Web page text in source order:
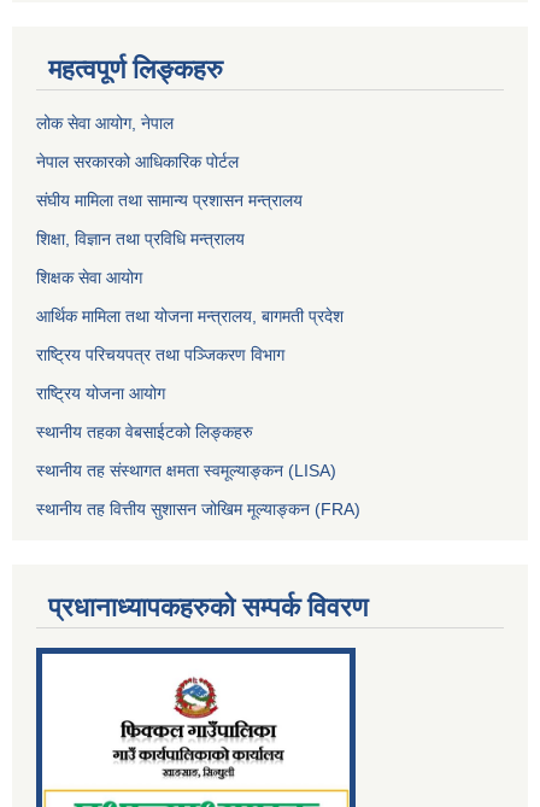
महत्वपूर्ण लिङ्कहरु
लोक सेवा आयोग, नेपाल
नेपाल सरकारको आधिकारिक पोर्टल
संघीय मामिला तथा सामान्य प्रशासन मन्त्रालय
शिक्षा, विज्ञान तथा प्रविधि मन्त्रालय
शिक्षक सेवा आयोग
आर्थिक मामिला तथा योजना मन्त्रालय, बागमती प्रदेश
राष्ट्रिय परिचयपत्र तथा पञ्जिकरण विभाग
राष्ट्रिय योजना आयोग
स्थानीय तहका वेबसाईटको लिङ्कहरु
स्थानीय तह संस्थागत क्षमता स्वमूल्याङ्कन (LISA)
स्थानीय तह वित्तीय सुशासन जोखिम मूल्याङ्कन (FRA)
प्रधानाध्यापकहरुको सम्पर्क विवरण